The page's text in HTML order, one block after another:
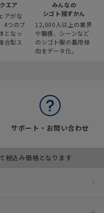
エア
アがな
4つのブ
となっ
合型ス
みんなの
シゴト服ずかん
12,000人以上の業界
や職種、シーンなど
のシゴト服の着用傾
向をデータ化。
サポート・お問い合わせ
税込み価格となります